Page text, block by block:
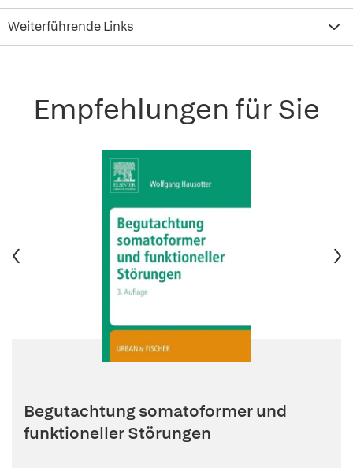
Weiterführende Links
Empfehlungen für Sie
Begutachtung somatoformer und
funktioneller Störungen